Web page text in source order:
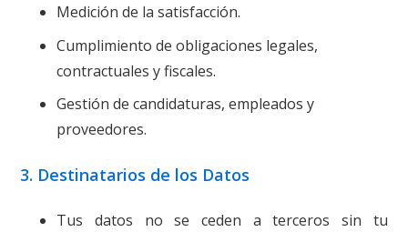
Medición de la satisfacción.
Cumplimiento de obligaciones legales,
contractuales y fiscales.
Gestión de candidaturas, empleados y
proveedores.
3. Destinatarios de los Datos
Tus datos no se ceden a terceros sin tu